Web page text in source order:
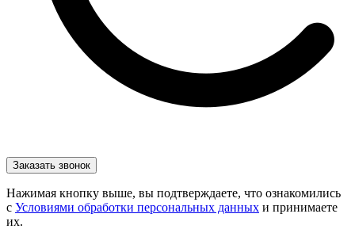
Нажимая кнопку выше, вы подтверждаете, что ознакомились
с Условиями обработки персональных данных и принимаете
их.